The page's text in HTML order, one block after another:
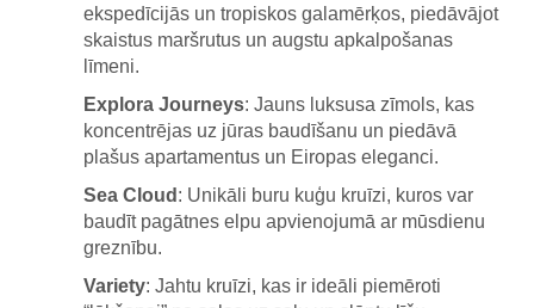
ekspedīcijās un tropiskos galamērķos, piedāvājot
skaistus maršrutus un augstu apkalpošanas
līmeni.
Explora Journeys: Jauns luksusa zīmols, kas
koncentrējas uz jūras baudīšanu un piedāvā
plašus apartamentus un Eiropas eleganci.
Sea Cloud : Unikāli buru kuģu kruīzi, kuros var
baudīt pagātnes elpu apvienojumā ar mūsdienu
greznību.
Variety: Jahtu kruīzi, kas ir ideāli piemēroti